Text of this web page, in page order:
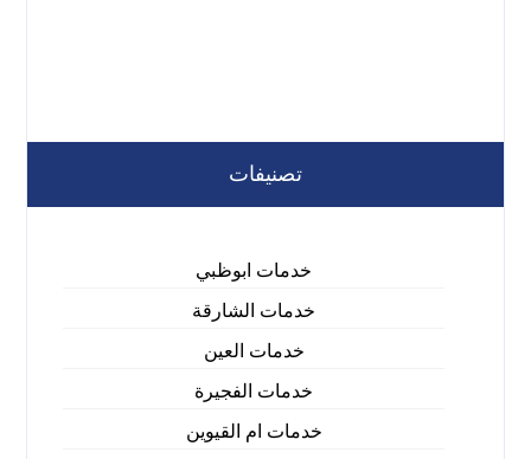
تصنيفات
خدمات ابوظبي
خدمات الشارقة
خدمات العين
خدمات الفجيرة
خدمات ام القيوين